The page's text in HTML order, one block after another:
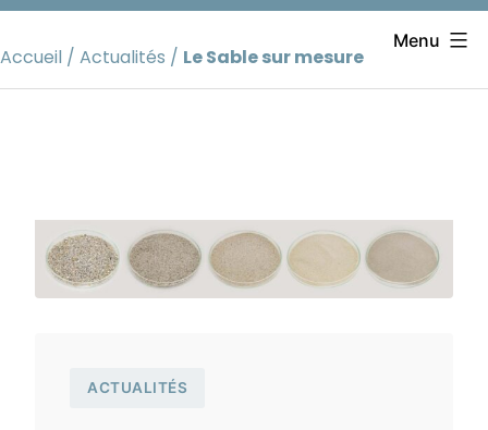
Aller
contenu
Menu
Accueil / Actualités / Le Sable sur mesure
ACTUALITÉS